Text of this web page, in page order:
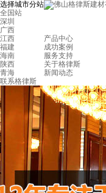
选择城市分站
全国站
深圳
广西
江西
福建
海南
陕西
青海
产品中心
成功案例
服务支持
关于格律斯
新闻动态
联系格律斯